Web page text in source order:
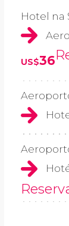
Hotel na
US$36